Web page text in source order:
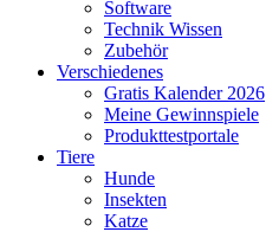
Software
Technik Wissen
Zubehör
Verschiedenes
Gratis Kalender 2026
Meine Gewinnspiele
Produkttestportale
Tiere
Hunde
Insekten
Katze